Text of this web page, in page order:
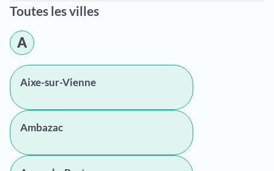
Toutes les villes
A
Aixe-sur-Vienne
Ambazac